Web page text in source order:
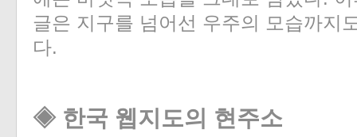
글은 지구를 넘어선 우주의 모습까지
다.
◈ 한국 웹지도의 현주소